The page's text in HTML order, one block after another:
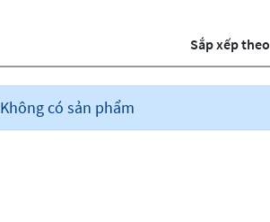
Sắp xếp theo
Không có sản phẩm